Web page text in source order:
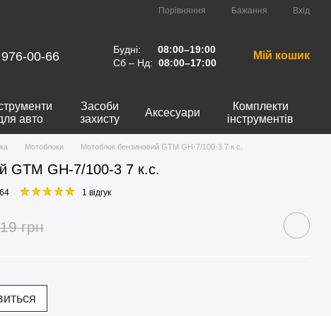
Порівняння Бажання Вхід
00-66 Будні:
08:00–19:00
Сб – Нд: 08:00–17:00
Мій кошик
авто
Засоби
захисту
Аксесуари
Комплекти
інструментів
Мотоблоки Мотоблок бензиновий GTM GH-7/100-3 7 к.с.
GTM GH-7/100-3 7 к.с.
1 відгук
грн